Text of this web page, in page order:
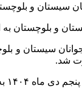
سیستان و
سیستان و
دی ماه ۱۴۰۴